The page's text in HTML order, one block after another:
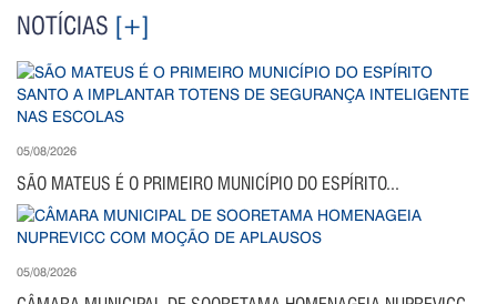
NOTÍCIAS [+]
05/08/2026
SÃO MATEUS É O PRIMEIRO MUNICÍPIO DO ESPÍRITO...
05/08/2026